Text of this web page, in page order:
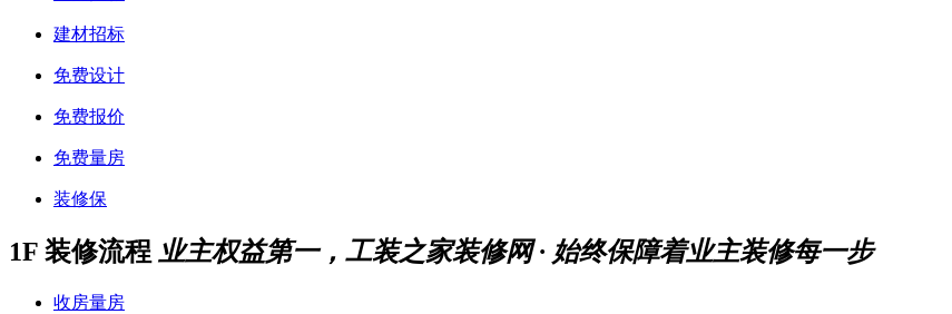
建材招标
免费设计
免费报价
免费量房
装修保
1F 装修流程 业主权益第一，工装之家装修网 · 始终保障着业主装修每一步
收房量房